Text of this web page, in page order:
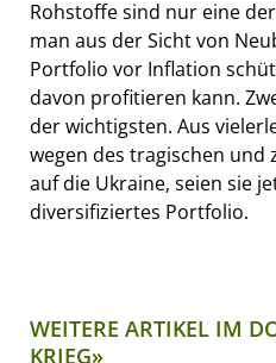
Rohstoffe sind nur eine
man aus der Sicht von
Portfolio vor Inflation
davon profitieren kann.
der wichtigsten. Aus
wegen des tragischen
auf die Ukraine, seien sie
diversifiziertes Portfolio.
WEITERE ARTIKEL IM
KRIEG»